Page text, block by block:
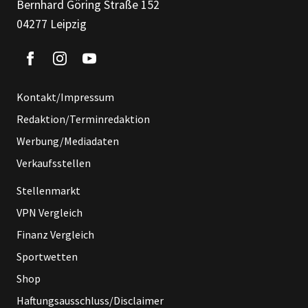
Bernhard Göring Straße 152
04277 Leipzig
Kontakt/Impressum
Redaktion/Terminredaktion
Werbung/Mediadaten
Verkaufsstellen
Stellenmarkt
VPN Vergleich
Finanz Vergleich
Sportwetten
Shop
Haftungsausschluss/Disclaimer